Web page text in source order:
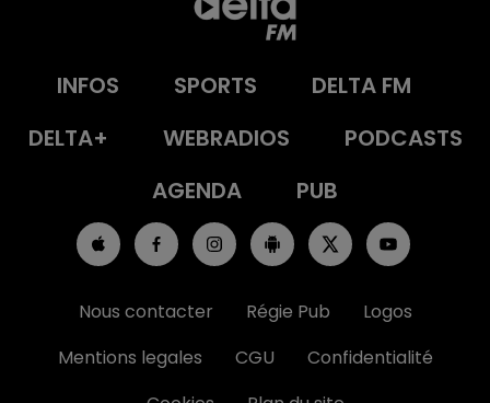
INFOS SPORTS
DELTA FM
DELTA+
WEBRADIOS
PODCASTS
AGENDA
PUB
Nous contacter Régie Pub
Logos
Mentions legales
CGU
Confidentialité